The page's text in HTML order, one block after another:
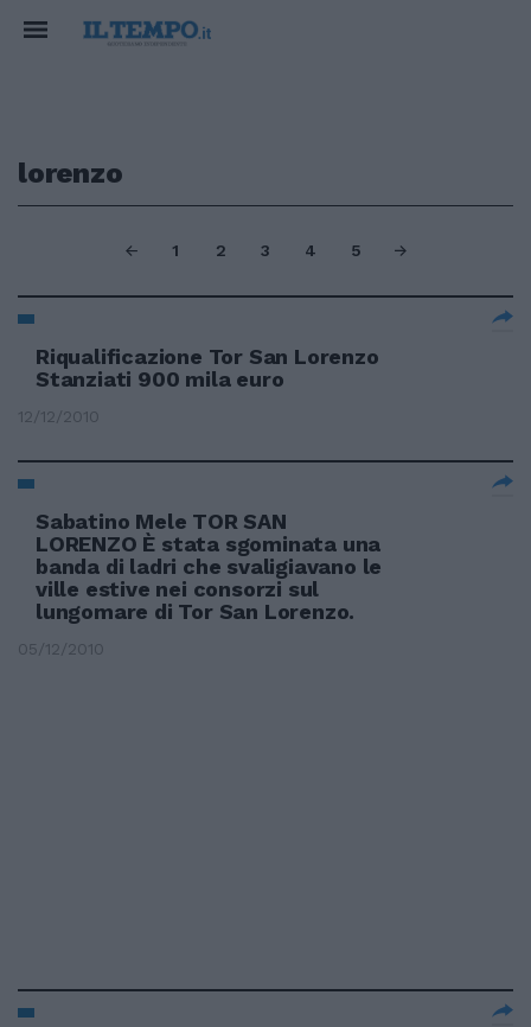
lorenzo
1 2 3 4 5
Riqualificazione Tor San Lorenzo
Stanziati 900 mila euro
12/12/2010
Sabatino Mele TOR SAN
LORENZO È stata sgominata una
banda di ladri che svaligiavano le
ville estive nei consorzi sul
lungomare di Tor San Lorenzo.
05/12/2010